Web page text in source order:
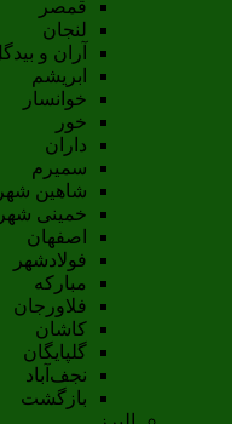
قمصر
لنجان
آران و بیدگل
ابریشم
خوانسار
خور
داران
سمیرم
شاهین شهر
خمینی شهر
اصفهان
فولادشهر
مبارکه
فلاورجان
کاشان
گلپايگان
نجف‌آباد
بازگشت